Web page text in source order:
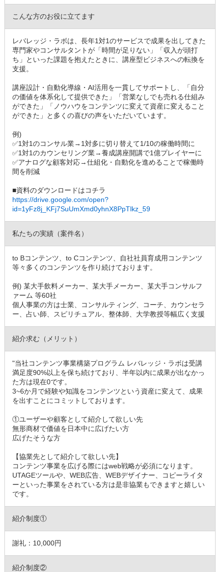
こんな方のお役に立てます
レバレッジ・ラボは、長年1対1のサービスで成果を出してきた
専門家やコンサルタントが「時間が足りない」「収入が頭打
ち」といった課題を抱えたときに、講座型ビジネスへの転換を
支援。
講座設計・自動化導線・AI活用を一貫してサポートし、「自分
の価値を体系化して提供できた」「営業なしでも売れる仕組み
ができた」「ノウハウをコンテンツに変えて資産に変えること
ができた」と多くの喜びの声をいただいています。
例)
✅1対1のコンサル業→1対多に切り替えて1/10の稼働時間に
✅1対1のカウンセリング業→養成講座開講で1億プレイヤーに
✅アナログな顧客対応→仕組化・自動化を進めることで稼働時
間を削減
■資料のダウンロードはコチラ
https://drive.google.com/open?
id=1yFz8j_KFj7SuUmXmd0yhnX8PpTlkz_59
私たちの実績（案件名）
to Bコンテンツ、to Cコンテンツ、自社社員育成用コンテンツ
等々多くのコンテンツを作り続けております。
例) 某大手飲料メーカー、某大手メーカー、某大手コンサルフ
ァーム 等60社
個人事業の方は士業、コンサルティング、コーチ、カウンセラ
ー、占い師、スピリチュアル、整体師、大学教授等幅広く支援
紹介求む（メリット）
"当社コンテンツ事業構築プログラム レバレッジ・ラボは受講
満足度90%以上を保ち続けており、半年以内に成果が出なかっ
た方は現在0です。
3~6か月で経験や知識をコンテンツという資産に変えて、成果
を出すことにコミットしております。
①ユーザーや顧客として紹介して欲しい先
無形商材で価値を日本中に広げたい方
広げたそうな方
【協業先として紹介して欲しい先】
コンテンツ事業を広げる際にはweb戦略が必須になります。
UTAGEツールや、WEB広告、WEBデザイナー、コピーライタ
ーといった事業をされている方は是非協業もできますと嬉しい
です。
紹介制度①
謝礼：10,000円
紹介制度②